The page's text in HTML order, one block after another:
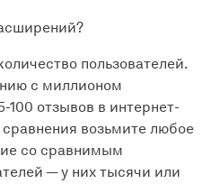
пользователей.
с миллионом
100 отзывов в интернет-
возьмите любое
со сравнимым
— у них тысячи или